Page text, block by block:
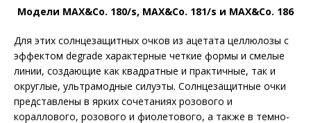
Модели MAX&Co. 180/s, MAX&Co. 181/s и MAX&Co. 186
Для этих солнцезащитных очков из ацетата целлюлозы с
эффектом degrade характерные четкие формы и смелые
линии, создающие как квадратные и практичные, так и
округлые, ультрамодные силуэты. Солнцезащитные очки
представлены в ярких сочетаниях розового и
кораллового, розового и фиолетового, а также в темно-